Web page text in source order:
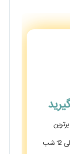
مشاوران نظام وظیفه در سراسر کشور از 8 صبح الی 12 شب